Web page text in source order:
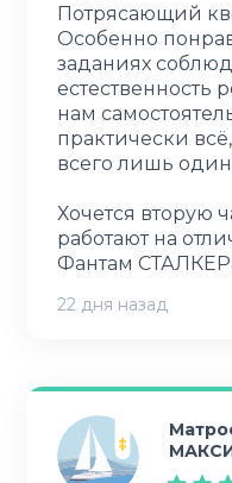
Потрясающий
Особенно
заданиях
естественность
нам
практически
всего лишь один
Хочется вторую
работают на
Фантам
22 дня назад